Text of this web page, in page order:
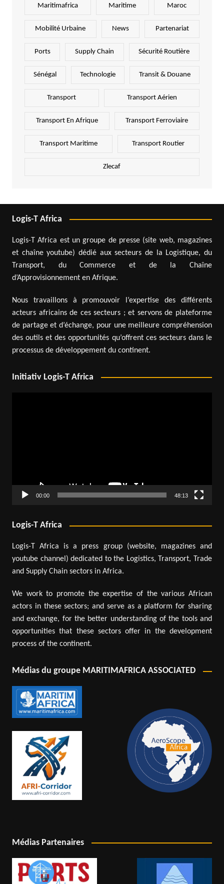
Maritimafrica Maritime Maroc
Mobilité Urbaine News Partenariat
Ports Supply Chain Sécurité Routière
Sénégal Technologie Transit & Douane
Transport Transport Aérien
Transport En Afrique Transport Ferroviaire
Transport Maritime Transport Routier
Zlecaf
Logis-T Africa
Logis-T Africa est un groupe de presse (site web, magazines
et chaîne youtube) dédié aux secteurs de la Logistique, du
Transport, du Commerce et de la Chaîne
d’Approvisionnement en Afrique.
Nous travaillons à promouvoir l’expertise des différents
acteurs africains de ces secteurs ; et servons de plateforme
de partage et d’échange, pour une meilleure compréhension
des outils et des opportunités qu’offrent ces secteurs dans le
processus de développement du continent.
Initiativ Logis-T Africa
00:00 48:13
Logis-T Africa
Logis-T Africa is a press group (website, magazines and
youtube channel) dedicated to the Logistics, Transport, Trade
and Supply Chain sectors in Africa.
We work to promote the expertise of the various African
actors in these sectors; and serve as a platform for sharing
and exchange, for the better understanding of the tools and
opportunities that these sectors offer in the development
process of the continent.
Médias du groupe MARITIMAFRICA ASSOCIATED
Médias Partenaires